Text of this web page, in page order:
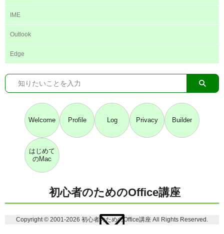
IME
Outlook
Edge
Welcome Profile Log Privacy Builder
はじめて
のMac
初心者のためのOffice講座
Copyright © 2001-2026 初心者のためのOffice講座 All Rights Reserved.